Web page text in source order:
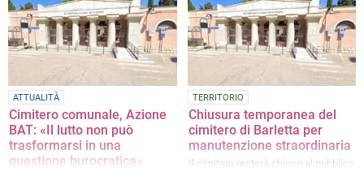
ATTUALITÀ
Cimitero comunale, Azione
BAT: «Il lutto non può
trasformarsi in una
questione burocratica»
TERRITORIO
Chiusura temporanea del
cimitero di Barletta per
manutenzione straordinaria
Il cimitero resterà chiuso al pubblico